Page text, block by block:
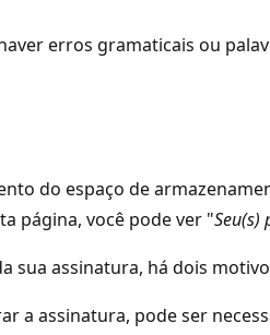
erros gramaticais ou
do espaço de
página, você pode ver "Seu(s)
sua assinatura, há dois
a assinatura, pode ser